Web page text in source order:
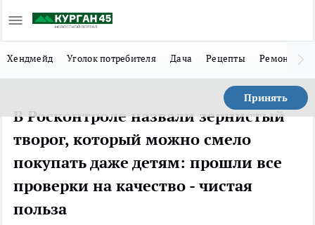
Хендмейд Уголок потребителя Дача Рецепты Ремонт
Принять
В Росконтроле назвали зернистый
творог, который можно смело
покупать даже детям: прошли все
проверки на качество - чистая
польза